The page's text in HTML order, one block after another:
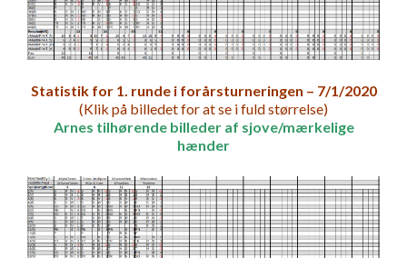
Statistik for 1. runde i forårsturneringen – 7/1/2020
(Klik på billedet for at se i fuld størrelse)
Arnes tilhørende billeder af sjove/mærkelige
hænder